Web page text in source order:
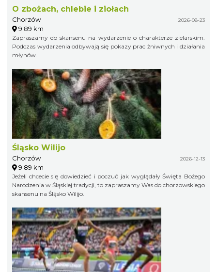
O zbożach, chlebie i ziołach
Chorzów 2026-08-23
9.89 km
Zapraszamy do skansenu na wydarzenie o charakterze zielarskim.
Podczas wydarzenia odbywają się pokazy prac żniwnych i działania
młynów.
Śląsko Wilijo
Chorzów 2026-12-13
9.89 km
Jeżeli chcecie się dowiedzieć i poczuć jak wyglądały Święta Bożego
Narodzenia w Śląskiej tradycji, to zapraszamy Was do chorzowskiego
skansenu na Śląsko Wilijo.